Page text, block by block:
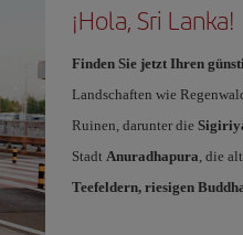
¡Hola, Sri Lanka!
Finden Sie jetzt Ihren
Landschaften wie
Ruinen, darunter die
Stadt Anuradhapura , die
Teefeldern, riesigen